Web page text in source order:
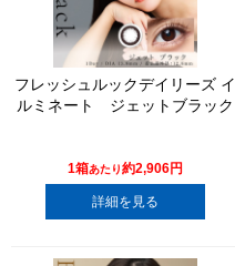
フレッシュルックデイリーズ イ
ルミネート ジェットブラック
1箱あたり約2,906円
詳細を見る